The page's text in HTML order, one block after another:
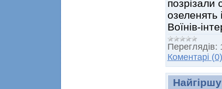
позрізали
озеленять
Воїнів-
Переглядів:
Коментарі (0)